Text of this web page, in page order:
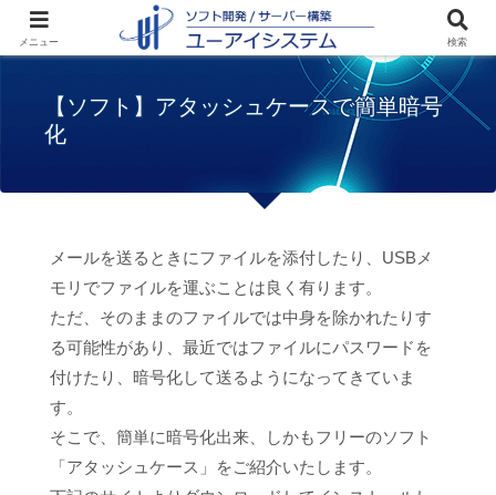
お知らせ
【ソフト】アタッシュケ
ースで簡単暗号化
【ソフト】アタッシュケースで簡単暗号
化
メールを送るときにファイルを添付したり、USBメ
モリでファイルを運ぶことは良く有ります。
ただ、そのままのファイルでは中身を除かれたりす
る可能性があり、最近ではファイルにパスワードを
付けたり、暗号化して送るようになってきていま
す。
そこで、簡単に暗号化出来、しかもフリーのソフト
「アタッシュケース」をご紹介いたします。
メニュー 検索